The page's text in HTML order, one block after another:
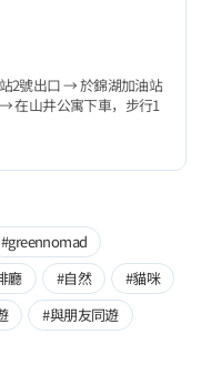
2號出口 → 於錦湖加油站
在山井公寓下車，步行1
#greennomad
廳 #自然
#貓咪
#與朋友同遊